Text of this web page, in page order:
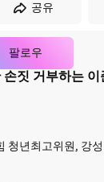
공유
팔로우
짓 거부하는
청년최고위원, 강